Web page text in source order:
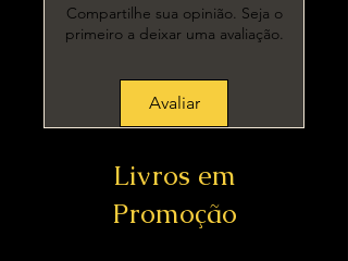
Compartilhe sua opinião. Seja o
primeiro a deixar uma avaliação.
Avaliar
Livros em
Promoção